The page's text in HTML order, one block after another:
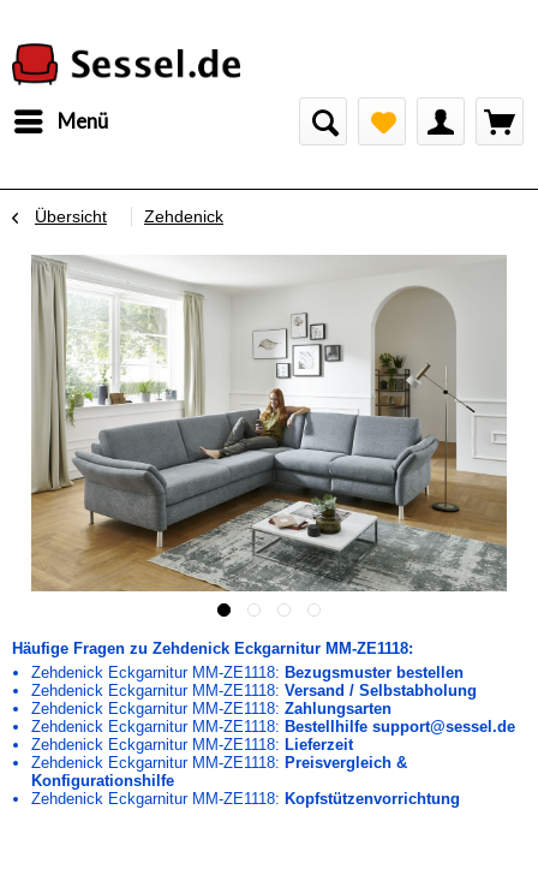
Menü
Übersicht Zehdenick
Häufige Fragen zu Zehdenick Eckgarnitur MM-ZE1118:
Zehdenick Eckgarnitur MM-ZE1118: Bezugsmuster bestellen
Zehdenick Eckgarnitur MM-ZE1118: Versand / Selbstabholung
Zehdenick Eckgarnitur MM-ZE1118: Zahlungsarten
Zehdenick Eckgarnitur MM-ZE1118: Bestellhilfe support@sessel.de
Zehdenick Eckgarnitur MM-ZE1118: Lieferzeit
Zehdenick Eckgarnitur MM-ZE1118: Preisvergleich &
Konfigurationshilfe
Zehdenick Eckgarnitur MM-ZE1118: Kopfstützenvorrichtung